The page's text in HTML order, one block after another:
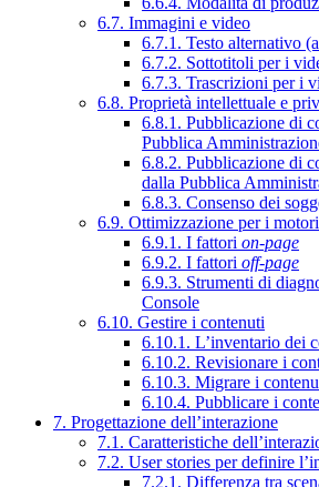
6.7. Immagini e video
6.7.1. Testo alternativo
6.7.2. Sottotitoli per i
6.7.3. Trascrizioni per i
6.8. Proprietà intellettuale e
6.8.1. Pubblicazione di
Pubblica
6.8.2. Pubblicazione di
dalla Pubblica
6.8.3. Consenso dei
6.9. Ottimizzazione per i
6.9.1. I fattori on-page
6.9.2. I fattori off-page
6.9.3. Strumenti di
Console
6.10. Gestire i contenuti
6.10.1. L’inventario dei
6.10.2. Revisionare i
6.10.3. Migrare i
6.10.4. Pubblicare i
7. Progettazione dell’interazione
7.1. Caratteristiche
7.2. User stories per definire
7.2.1. Differenza tra